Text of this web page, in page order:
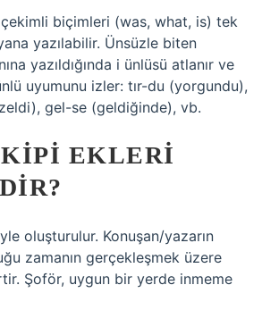
biçimleri (was, what, is) tek
yazılabilir. Ünsüzle biten
yazıldığında i ünlüsü atlanır ve
uyumunu izler: tır-du (yorgundu),
gel-se (geldiğinde), vb.
EKLERI
oluşturulur. Konuşan/yazarın
zamanın gerçekleşmek üzere
Şoför, uygun bir yerde inmeme